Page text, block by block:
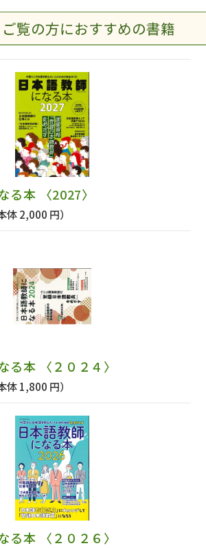
覧の方におすすめの書籍
る本 〈2027〉
体 2,000 円）
る本 〈２０２４〉
体 1,800 円）
る本 〈２０２６〉